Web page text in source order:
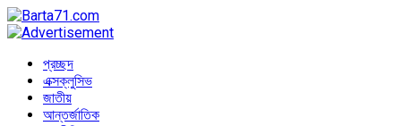
প্রচ্ছদ
এক্সক্লুসিভ
জাতীয়
আন্তর্জাতিক